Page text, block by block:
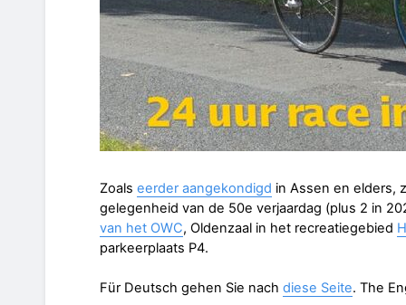
Zoals eerder aangekondigd in Assen en elders,
gelegenheid van de 50e verjaardag (plus 2 in
van het OWC, Oldenzaal in het recreatiegebied
parkeerplaats P4.
Für Deutsch gehen Sie nach diese Seite. The